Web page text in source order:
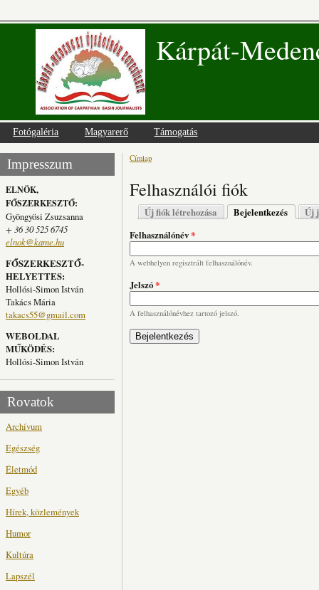
Kárpát-
Fotógaléria Magyarerő Támogatás
Impresszum
ELNÖK,
FŐSZERKESZTŐ:
Gyöngyösi Zsuzsanna
+ 36 30 525 6745
elnok@kame.hu
FŐSZERKESZTŐ-
HELYETTES:
Hollósi-Simon István
Takács Mária
takacs55@gmail.com
WEBOLDAL
MŰKÖDÉS:
Hollósi-Simon István
Rovatok
Archívum
Egészség
Életmód
Egyéb
Hírek, közlemények
Humor
Kultúra
Lapszél
Jelenlegi hely
Címlap
Felhasználói fiók
Elsődleges fülek
Új fiók létrehozása Bejelentkezés (aktív
Új
Felhasználónév*
A webhelyen regisztrált felhasználónév.
Jelszó*
A felhasználónévhez tartozó jelszó.